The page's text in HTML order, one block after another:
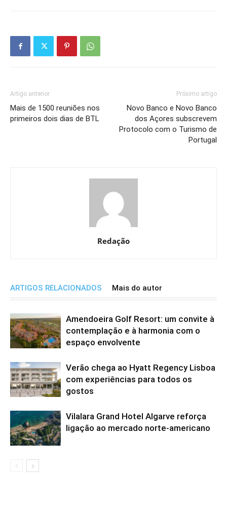
Artigo anterior
Mais de 1500 reuniões nos
primeiros dois dias de BTL
Próximo artigo
Novo Banco e Novo Banco
dos Açores subscrevem
Protocolo com o Turismo de
Portugal
Redação
ARTIGOS RELACIONADOS Mais do autor
Amendoeira Golf Resort: um convite à
contemplação e à harmonia com o
espaço envolvente
Verão chega ao Hyatt Regency Lisboa
com experiências para todos os
gostos
Vilalara Grand Hotel Algarve reforça
ligação ao mercado norte-americano